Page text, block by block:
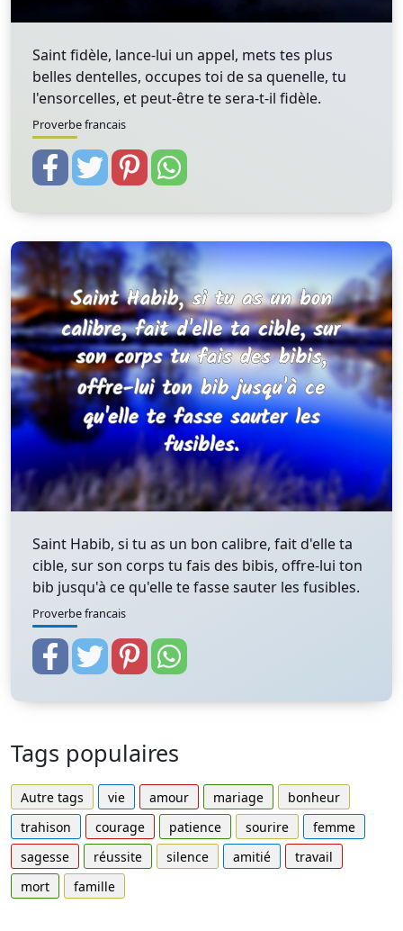
Saint fidèle, lance-lui un appel, mets tes plus
belles dentelles, occupes toi de sa quenelle, tu
l'ensorcelles, et peut-être te sera-t-il fidèle.
Proverbe francais
Saint Habib, si tu as un bon calibre, fait d'elle ta
cible, sur son corps tu fais des bibis, offre-lui ton
bib jusqu'à ce qu'elle te fasse sauter les fusibles.
Proverbe francais
Tags populaires
Autre tags vie amour mariage
bonheur
trahison
courage patience sourire
femme
sagesse
réussite silence amitié
travail
mort
famille